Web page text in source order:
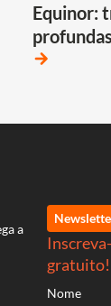
Equinor:
arrow_forward
a
gratuito!
Nome